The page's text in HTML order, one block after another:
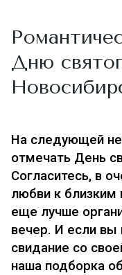
Дню
На следующей
отмечать День
Согласитесь, в
любви к близким
еще лучше
вечер. И если вы
свидание со
наша подборка